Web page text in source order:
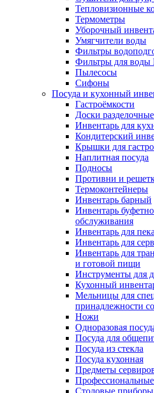
Тепловизионные
Термометры
Уборочный
Умягчители воды
Фильтры
Фильтры для воды
Пылесосы
Сифоны
Посуда и кухонный
Гастроёмкости
Доски разделочные
Инвентарь для
Кондитерский
Крышки для
Наплитная посуда
Подносы
Противни и
Термоконтейнеры
Инвентарь барный
Инвентарь
обслуживания
Инвентарь для
Инвентарь для
Инвентарь для
и готовой пищи
Инструменты для
Кухонный
Мельницы для
принадлежности
Ножи
Одноразовая
Посуда для
Посуда из стекла
Посуда кухонная
Предметы
Столовые приборы